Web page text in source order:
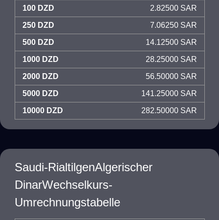
100 DZD 2.82500 SAR
250 DZD 7.06250 SAR
500 DZD 14.12500 SAR
1000 DZD 28.25000 SAR
2000 DZD 56.50000 SAR
5000 DZD 141.25000 SAR
10000 DZD 282.50000 SAR
Saudi-RialtilgenAlgerischer
DinarWechselkurs-
Umrechnungstabelle